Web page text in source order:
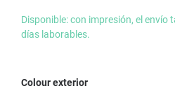
Disponible: con impresión, el
días laborables.
Seleccione
Colour exterior